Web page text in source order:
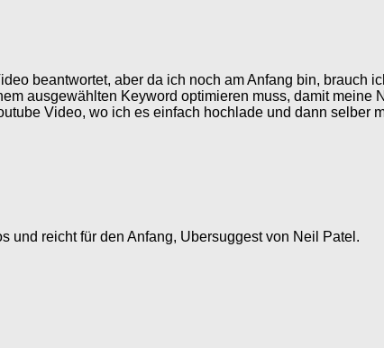
beantwortet, aber da ich noch am Anfang bin, brauch
ausgewählten Keyword optimieren muss, damit
Video, wo ich es einfach hochlade und dann selber
und reicht für den Anfang, Ubersuggest von Neil Patel.